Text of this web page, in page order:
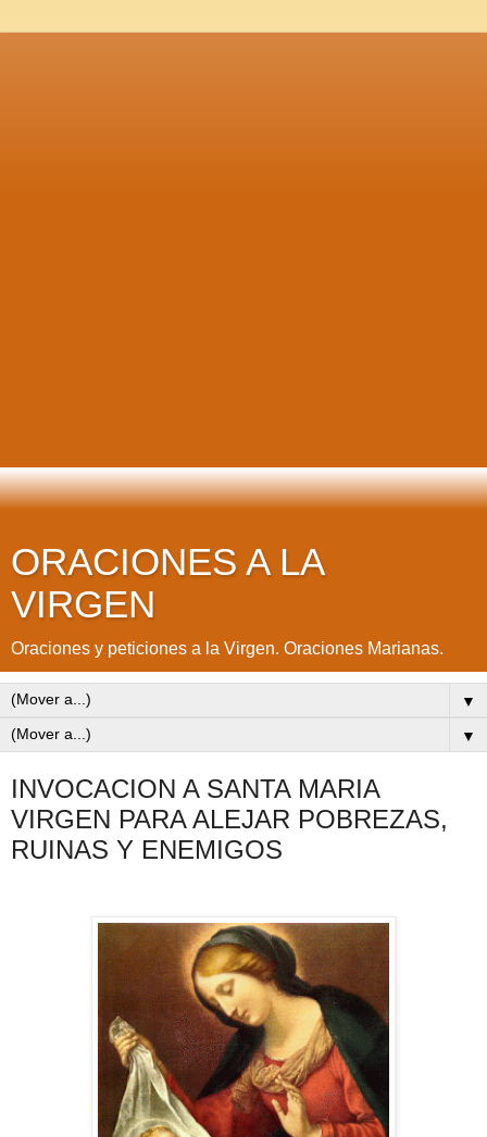
ORACIONES A LA
VIRGEN
Oraciones y peticiones a la Virgen. Oraciones Marianas.
▼
▼
INVOCACION A SANTA MARIA
VIRGEN PARA ALEJAR POBREZAS,
RUINAS Y ENEMIGOS